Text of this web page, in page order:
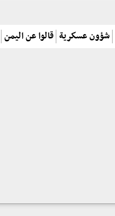
شؤون عسكرية قالوا عن اليمن